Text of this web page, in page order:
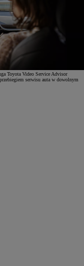
Toyota Video Service Advisor
serwisu auta w dowolnym